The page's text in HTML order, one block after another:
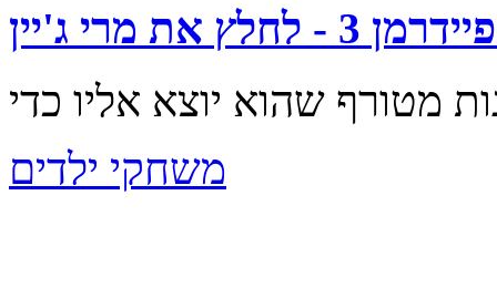
3 - לחלץ את מרי ג'יין
משחקי ילדים